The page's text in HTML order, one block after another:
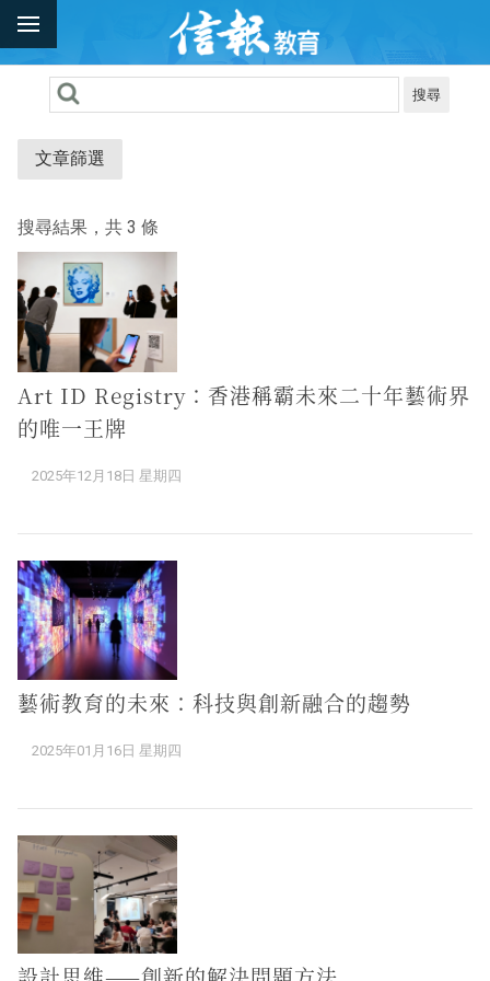
搜尋
文章篩選
搜尋結果，共 3 條
Art ID Registry：香港稱霸未來二十年藝術界
的唯一王牌
2025年12月18日 星期四
藝術教育的未來：科技與創新融合的趨勢
2025年01月16日 星期四